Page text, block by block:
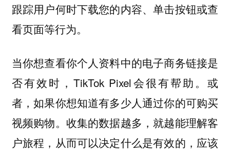
跟踪用户何时下载您的内容、单击按钮或查
看页面等行为。
当你想查看你个人资料中的电子商务链接是
否有效时，TikTok Pixel会很有帮助。或
者，如果你想知道有多少人通过你的可购买
视频购物。收集的数据越多，就越能理解客
户旅程，从而可以决定什么是有效的，应该